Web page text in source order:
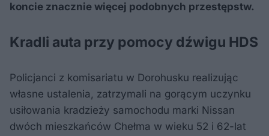
koncie znacznie więcej podobnych przestępstw.
Kradli auta przy pomocy dźwigu HDS
Policjanci z komisariatu w Dorohusku realizując
własne ustalenia, zatrzymali na gorącym uczynku
usiłowania kradzieży samochodu marki Nissan
dwóch mieszkańców Chełma w wieku 52 i 62-lat